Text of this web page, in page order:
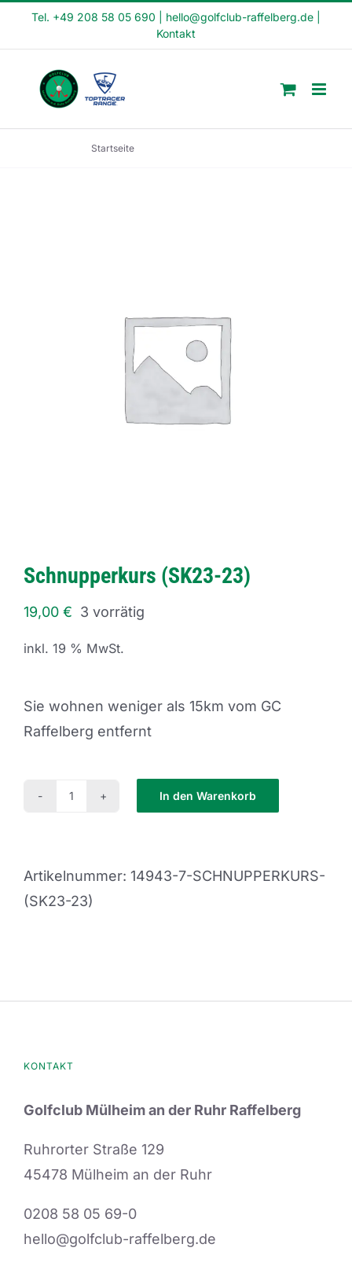
Tel. +49 208 58 05 690 hello@golfclub-raffelberg.de
Kontakt
Startseite
Schnupperkurs (SK23-23)
19,00 € 3 vorrätig
inkl. 19 % MwSt.
Sie wohnen weniger als 15km vom GC
Raffelberg entfernt
Schnupperkurs
Menge
In den Warenkorb
Artikelnummer: 14943-7-SCHNUPPERKURS-
(SK23-23)
KONTAKT
Golfclub Mülheim an der Ruhr Raffelberg
Ruhrorter Straße 129
45478 Mülheim an der Ruhr
0208 58 05 69-0
hello@golfclub-raffelberg.de